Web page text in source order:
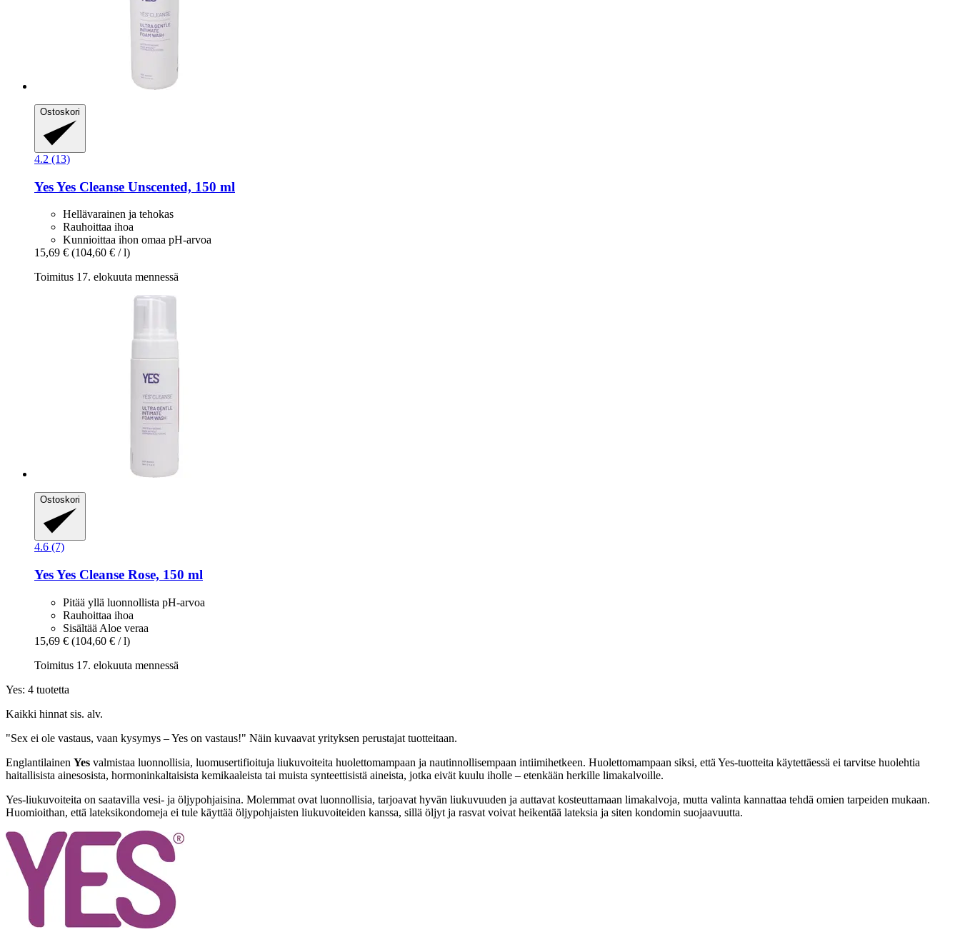
Ostoskori
4.2 (13)
YesYes Cleanse Unscented, 150 ml
Hellävarainen ja tehokas
Rauhoittaa ihoa
Kunnioittaa ihon omaa pH-arvoa
15,69 € (104,60 € / l)
Toimitus 17. elokuuta mennessä
Ostoskori
4.6 (7)
YesYes Cleanse Rose, 150 ml
Pitää yllä luonnollista pH-arvoa
Rauhoittaa ihoa
Sisältää Aloe veraa
15,69 € (104,60 € / l)
Toimitus 17. elokuuta mennessä
Yes: 4 tuotetta
Kaikki hinnat sis. alv.
"Sex ei ole vastaus, vaan kysymys – Yes on vastaus!" Näin kuvaavat yrityksen perustajat tuotteitaan.
Englantilainen Yes valmistaa luonnollisia, luomusertifioituja liukuvoiteita huolettomampaan ja nautinnollisempaan intiimihetkeen. Huolettomampaan siksi, että Yes-tuotteita käytettäessä ei tarvitse huolehtia
haitallisista ainesosista, hormoninkaltaisista kemikaaleista tai muista synteettisistä aineista, jotka eivät kuulu iholle – etenkään herkille limakalvoille.
Yes-liukuvoiteita on saatavilla vesi- ja öljypohjaisina. Molemmat ovat luonnollisia, tarjoavat hyvän liukuvuuden ja auttavat kosteuttamaan limakalvoja, mutta valinta kannattaa tehdä omien tarpeiden mukaan.
Huomioithan, että lateksikondomeja ei tule käyttää öljypohjaisten liukuvoiteiden kanssa, sillä öljyt ja rasvat voivat heikentää lateksia ja siten kondomin suojaavuutta.